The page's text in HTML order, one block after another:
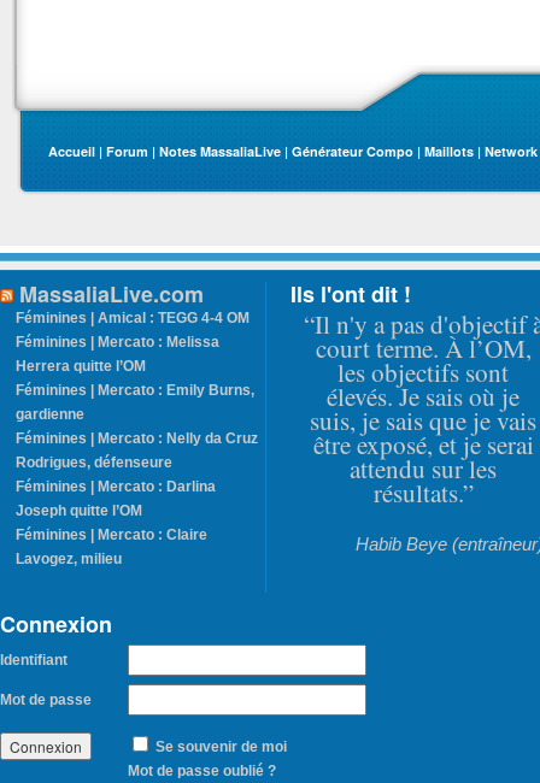
Accueil | Forum | Notes MassaliaLive | Générateur Compo | Maillots | Network
MassaliaLive.com
Féminines | Amical : TEGG 4-4 OM
Féminines | Mercato : Melissa
Herrera quitte l’OM
Féminines | Mercato : Emily Burns,
gardienne
Féminines | Mercato : Nelly da Cruz
Rodrigues, défenseure
Féminines | Mercato : Darlina
Joseph quitte l’OM
Féminines | Mercato : Claire
Lavogez, milieu
Ils l'ont dit !
“Il n'y a pas d'objectif
court terme. À l’OM,
les objectifs sont
élevés. Je sais où je
suis, je sais que je vais
être exposé, et je serai
attendu sur les
résultats.”
Habib Beye
Connexion
Identifiant
Mot de passe
Se souvenir de moi
Mot de passe oublié ?